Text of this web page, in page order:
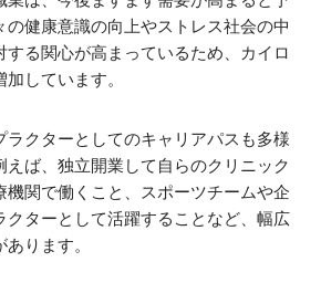
の健康意識の向上やストレス社会の中
する関心が高まっているため、カイロ
しています。
ラクターとしてのキャリアパスも多様
えば、独立開業して自らのクリニック
機関で働くこと、スポーツチームや企
クターとして活躍することなど、幅広
ります。